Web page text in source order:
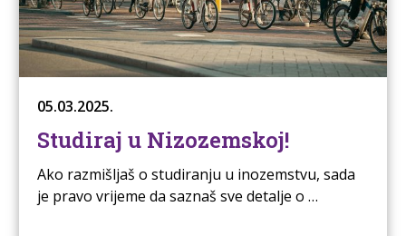
05.03.2025.
Studiraj u Nizozemskoj!
Ako razmišljaš o studiranju u inozemstvu, sada
je pravo vrijeme da saznaš sve detalje o …